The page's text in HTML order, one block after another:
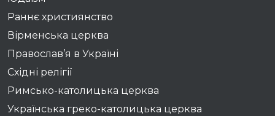
Раннє християнство
Вірменська церква
Православ’я в Україні
Східні релігії
Римсько-католицька церква
Українська греко-католицька церква